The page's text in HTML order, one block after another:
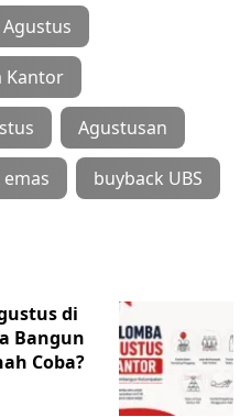
Kantor
Agustusan
buyback UBS
di
Bangun
Coba?